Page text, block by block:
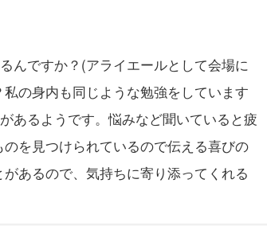
んですか？(アライエールとして会場に
の身内も同じような勉強をしています
あるようです。悩みなど聞いていると疲
を見つけられているので伝える喜びの
あるので、気持ちに寄り添ってくれる